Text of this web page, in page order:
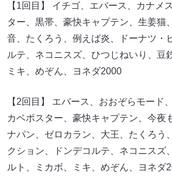
【1回目】 イチゴ、エバース、カナメ
ター、黒帯、豪快キャプテン、生姜猫
音、たくろう、例えば炎、ドーナツ・
ルテ、ネコニスズ、ひつじねいり、豆
ミキ、めぞん、ヨネダ2000
【2回目】 エバース、おおぞらモード
カベポスター、豪快キャプテン、今夜
ナパン、ゼロカラン、大王、たくろう
クション、ドンデコルテ、ネコニスズ
ルト、ミカボ、ミキ、めぞん、ヨネダ